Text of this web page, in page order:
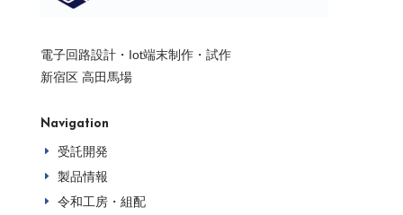
電子回路設計・Iot端末制作・試作
新宿区 高田馬場
Navigation
E 受託開発
E 製品情報
E 令和工房・組配